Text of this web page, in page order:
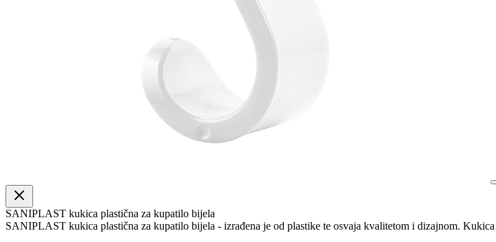
SANIPLAST kukica plastična za kupatilo bijela
SANIPLAST kukica plastična za kupatilo bijela - izrađena je od plastike te osvaja kvalitetom i dizajnom. Kukica